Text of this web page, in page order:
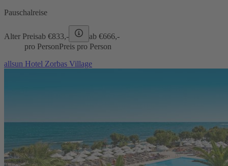
Pauschalreise
Alter Preisab €833,- ab €666,-
pro PersonPreis pro Person
allsun Hotel Zorbas Village